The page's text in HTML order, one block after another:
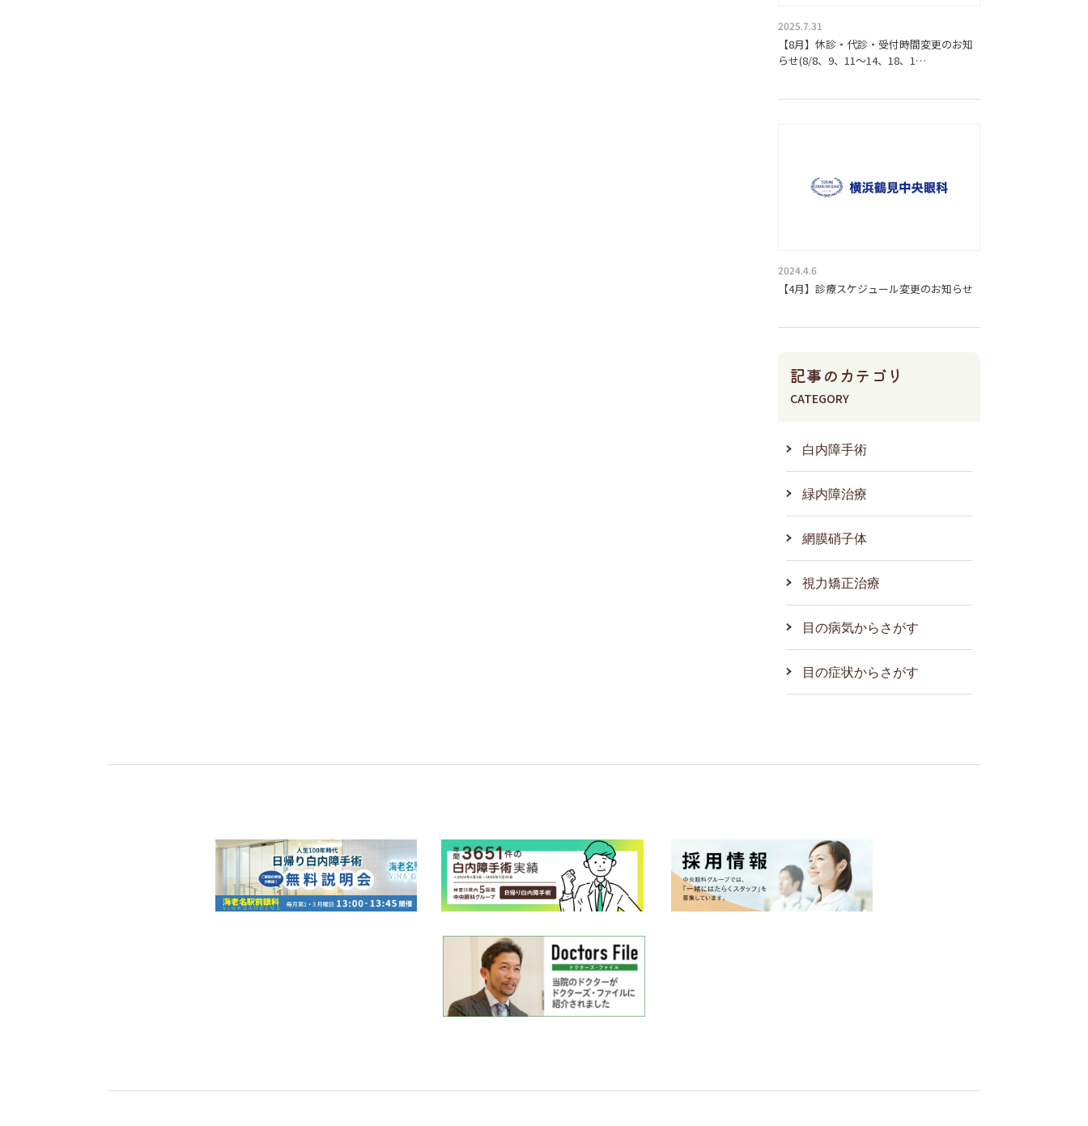
2025.7.31
【8月】休診・代診・受付時間変更のお知
らせ(8/8、9、11～14、18、1…
2024.4.6
【4月】診療スケジュール変更のお知らせ
記事のカテゴリ
CATEGORY
白内障手術
緑内障治療
網膜硝子体
視力矯正治療
目の病気からさがす
目の症状からさがす